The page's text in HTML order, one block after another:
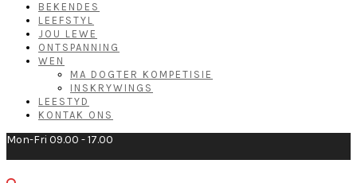
BEKENDES
LEEFSTYL
JOU LEWE
ONTSPANNING
WEN
MA DOGTER KOMPETISIE
INSKRYWINGS
LEESTYD
KONTAK ONS
Mon-Fri 09.00 - 17.00